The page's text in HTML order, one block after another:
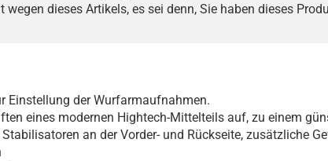
dieses Artikels, es sei denn, Sie haben dieses
Einstellung der Wurfarmaufnahmen.
eines modernen Hightech-Mittelteils auf, zu einem
an der Vorder- und Rückseite, zusätzliche